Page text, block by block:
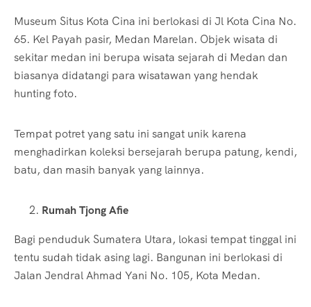
Museum Situs Kota Cina ini berlokasi di Jl Kota Cina No.
65. Kel Payah pasir, Medan Marelan. Objek wisata di
sekitar medan ini berupa wisata sejarah di Medan dan
biasanya didatangi para wisatawan yang hendak
hunting foto.
Tempat potret yang satu ini sangat unik karena
menghadirkan koleksi bersejarah berupa patung, kendi,
batu, dan masih banyak yang lainnya.
Rumah Tjong Afie
Bagi penduduk Sumatera Utara, lokasi tempat tinggal ini
tentu sudah tidak asing lagi. Bangunan ini berlokasi di
Jalan Jendral Ahmad Yani No. 105, Kota Medan.